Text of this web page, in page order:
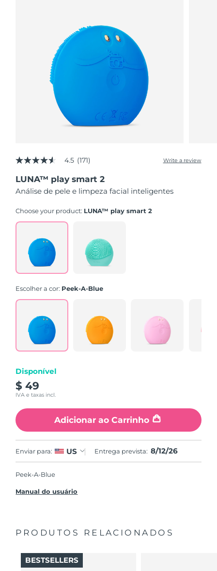
4.5
of
5
stars,
rating
Read
Reviews.
Same
page
link.
4.5 (171) Write a review
LUNA™ play smart 2
Análise de pele e limpeza facial inteligentes
Choose your product: LUNA™ play smart 2
Escolher a cor: Peek-A-Blue
Disponível
$ 49
IVA e taxas incl.
Adicionar ao Carrinho
Enviar para: US Entrega prevista: 8/12/26
Peek-A-Blue
Manual do usuário
PRODUTOS RELACIONADOS
BESTSELLERS